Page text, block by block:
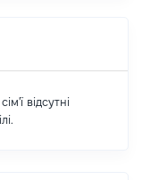
відсутні